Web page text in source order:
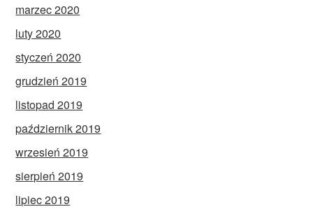
marzec 2020
luty 2020
styczeń 2020
grudzień 2019
listopad 2019
październik 2019
wrzesień 2019
sierpień 2019
lipiec 2019